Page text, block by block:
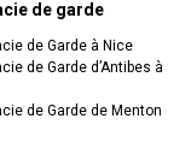
de garde
de Garde à Nice
de Garde d’Antibes à
de Garde de Menton